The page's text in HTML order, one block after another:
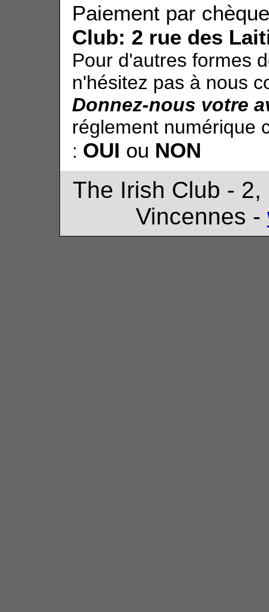
Paiement par
Club: 2 rue des
Pour d'autres formes
n'hésitez pas à nous
Donnez-nous votre
réglement numérique
: OUI ou NON
The Irish Club -
Vincennes -